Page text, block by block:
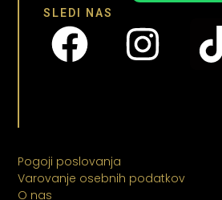
SLEDI NAS
Pogoji poslovanja
Varovanje osebnih podatkov
O nas